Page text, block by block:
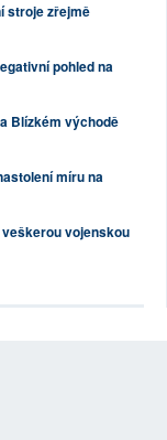
stroje zřejmě
pohled na
Blízkém východě
míru na
vojenskou